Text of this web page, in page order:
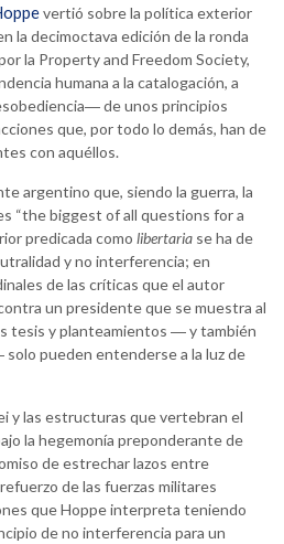
vertió sobre la política exterior
la decimoctava edición de la ronda
la Property and Freedom Society,
humana a la catalogación, a
de unos principios
que, por todo lo demás, han de
con aquéllos.
argentino que, siendo la guerra, la
“the biggest of all questions for a
predicada como libertaria se ha de
y no interferencia; en
de las críticas que el autor
un presidente que se muestra al
tesis y planteamientos ― y también
pueden entenderse a la luz de
y las estructuras que vertebran el
la hegemonía preponderante de
de estrechar lazos entre
de las fuerzas militares
que Hoppe interpreta teniendo
de no interferencia para un